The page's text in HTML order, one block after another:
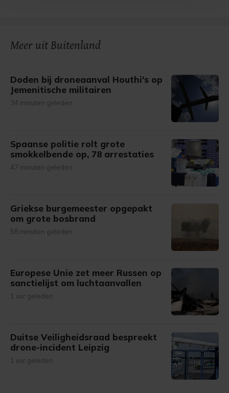
Meer uit Buitenland
Doden bij droneaanval Houthi's op
Jemenitische militairen
34 minuten geleden
Spaanse politie rolt grote
smokkelbende op, 78 arrestaties
47 minuten geleden
Griekse burgemeester opgepakt
om grote bosbrand
58 minuten geleden
Europese Unie zet meer Russen op
sanctielijst om luchtaanvallen
1 uur geleden
Duitse Veiligheidsraad bespreekt
drone-incident Leipzig
1 uur geleden